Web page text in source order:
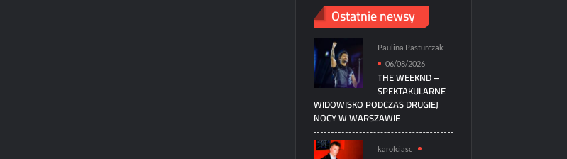
Ostatnie newsy
Paulina Pasturczak
06/08/2026
THE WEEKND –
SPEKTAKULARNE
WIDOWISKO PODCZAS DRUGIEJ
NOCY W WARSZAWIE
karolciasc